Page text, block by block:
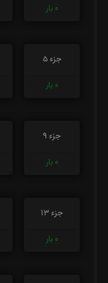
0 بار
جزء 5
0 بار
جزء 9
0 بار
جزء 13
0 بار